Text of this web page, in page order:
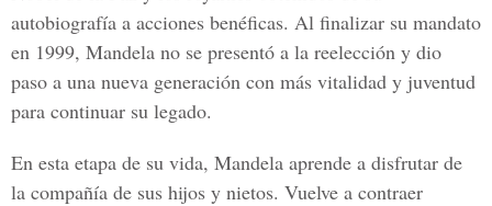
autobiografía a acciones benéficas. Al finalizar su mandato
en 1999, Mandela no se presentó a la reelección y dio
paso a una nueva generación con más vitalidad y juventud
para continuar su legado.
En esta etapa de su vida, Mandela aprende a disfrutar de
la compañía de sus hijos y nietos. Vuelve a contraer